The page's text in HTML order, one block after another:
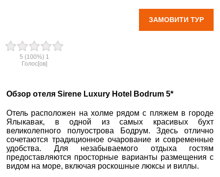
0800 33 01 80
Пн. - Пт. 9:00 - 18:00
Сб 10:00 - 15:00
Запоріжжя
ЗАМОВИТИ ТУР
5 (100%) 1
Голос[ов]
Обзор отеля Sirene Luxury Hotel Bodrum 5*
Отель расположен на холме рядом с пляжем в городе
Ялыкавак, в одной из самых красивых бухт
великолепного полуострова Бодрум. Здесь отлично
сочетаются традиционное очарование и современные
удобства. Для незабываемого отдыха гостям
предоставляются просторные варианты размещения с
видом на море, включая роскошные люксы и виллы.